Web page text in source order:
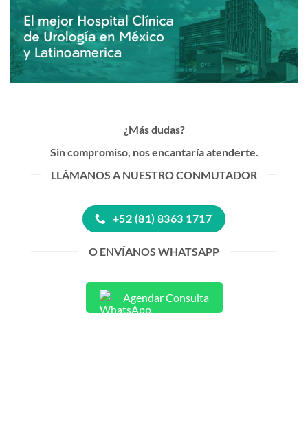
¿Más dudas?
Sin compromiso, nos encantaría atenderte.
LLÁMANOS A NUESTRO CONMUTADOR
+52 (81) 8363 1717
O ENVÍANOS WHATSAPP
Agendar Consulta